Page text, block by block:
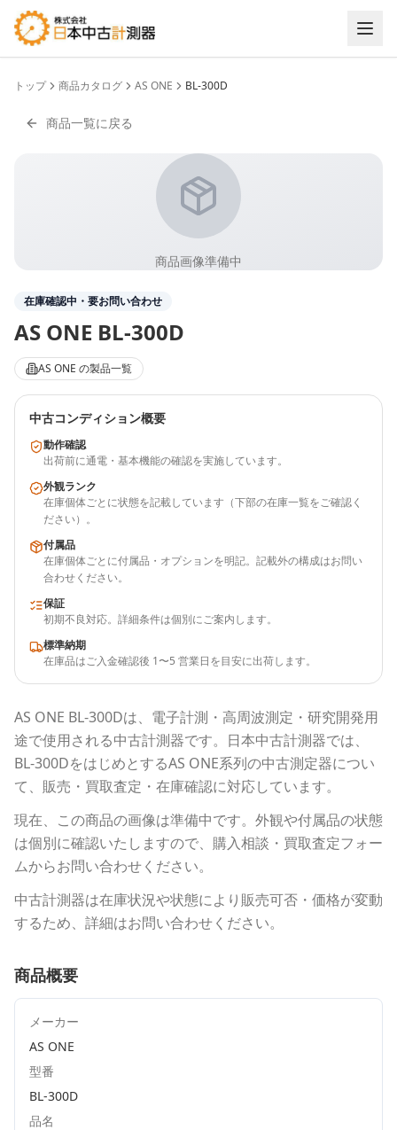
トップ 商品カタログ AS ONE BL-300D
商品一覧に戻る
商品画像準備中
在庫確認中・要お問い合わせ
AS ONE BL-300D
AS ONE の製品一覧
中古コンディション概要
動作確認
出荷前に通電・基本機能の確認を実施しています。
外観ランク
在庫個体ごとに状態を記載しています（下部の在庫一覧をご確認く
ださい）。
付属品
在庫個体ごとに付属品・オプションを明記。記載外の構成はお問い
合わせください。
保証
初期不良対応。詳細条件は個別にご案内します。
標準納期
在庫品はご入金確認後 1〜5 営業日を目安に出荷します。
AS ONE BL-300Dは、電子計測・高周波測定・研究開発用
途で使用される中古計測器です。 日本中古計測器では、
BL-300DをはじめとするAS ONE系列の中古測定器につい
て、販売・買取査定・在庫確認に対応しています。
現在、この商品の画像は準備中です。外観や付属品の状態
は個別に確認いたしますので、購入相談・買取査定フォー
ムからお問い合わせください。
中古計測器は在庫状況や状態により販売可否・価格が変動
するため、詳細はお問い合わせください。
商品概要
メーカー
AS ONE
型番
BL-300D
品名